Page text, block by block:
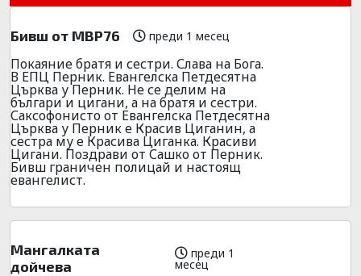
Бивш от МВР76 преди 1 месец
Покаяние братя и сестри. Слава на Бога.
В ЕПЦ Перник. Евангелска Петдесятна
Църква у Перник. Не се делим на
българи и цигани, а на братя и сестри.
Саксофонисто от Евангелска Петдесятна
Църква у Перник е Красив Циганин, а
сестра му е Красива Циганка. Красиви
Цигани. Поздрави от Сашко от Перник.
Бивш граничен полицай и настоящ
евангелист.
Мангалката
дойчева
преди 1
месец